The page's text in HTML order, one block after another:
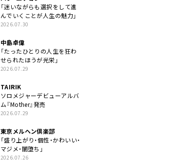
「迷いながらも選択をして進
んでいくことが人生の魅力」
2026.07.30
中島卓偉
「たったひとりの人生を狂わ
せられたほうが光栄」
2026.07.29
TAIRIK
ソロメジャーデビューアルバ
ム『Mother』発売
2026.07.29
東京メルヘン倶楽部
「盛り上がり・個性・かわいい・
マジメ・闇堕ち」
2026.07.26